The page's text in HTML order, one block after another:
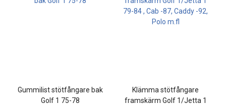
Gummilist stötfångare bak
Golf 1 75-78
Klämma stötfångare
framskärm Golf 1/Jetta 1